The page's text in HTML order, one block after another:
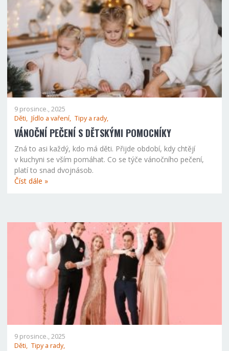
9 prosince., 2025
Děti, Jídlo a vaření, Tipy a rady,
VÁNOČNÍ PEČENÍ S DĚTSKÝMI POMOCNÍKY
Zná to asi každý, kdo má děti. Přijde období, kdy chtějí
v kuchyni se vším pomáhat. Co se týče vánočního pečení,
platí to snad dvojnásob.
Číst dále »
9 prosince., 2025
Děti, Tipy a rady,